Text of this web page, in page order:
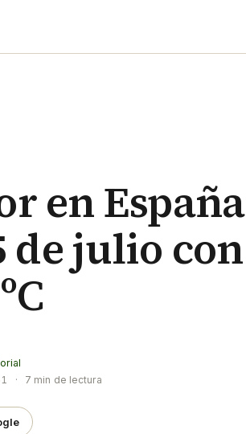
en España
de julio con
· 7 min de lectura